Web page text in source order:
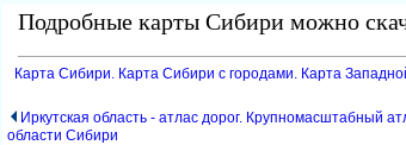
Подробные карты Сибири можно
Карта Сибири. Карта Сибири с городами. Карта
Иркутская область - атлас дорог. Крупномасштабный
области Сибири